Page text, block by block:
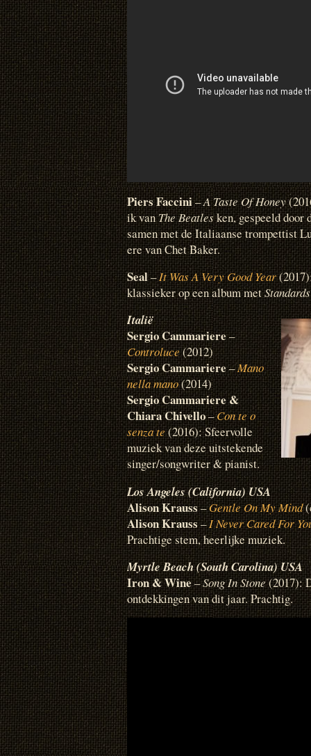
Piers Faccini–A Taste Of Honey
ik vanThe Beatlesken, gespeeld
samen met de Italiaanse trompettist
ere van Chet Baker.
Seal–It Was A Very Good Year
klassieker op een album metStandards
Italië
Sergio Cammariere–
Controluce(2012)
Sergio Cammariere–Mano
nella mano(2014)
Sergio Cammariere &
Chiara Chivello–Con te o
senza te(2016): Sfeervolle
muziek van deze uitstekende
singer/songwriter & pianist.
Los Angeles (California) USA
Alison Krauss–Gentle On My Mind
Alison Krauss–I Never Cared For
Prachtige stem, heerlijke muziek.
Myrtle Beach (South Carolina) USA
Iron & Wine–Song In Stone(2017):
ontdekkingen van dit jaar. Prachtig.